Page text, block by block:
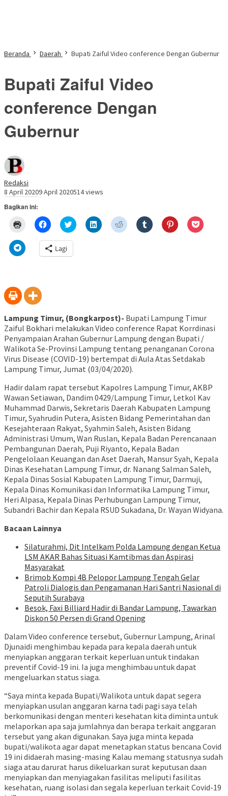
Beranda Daerah Bupati Zaiful Video conference Dengan Gubernur
Bupati Zaiful Video
conference Dengan
Gubernur
Redaksi
8 April 20209 April 2020514 views
Bagikan ini:
untuk
di
jendela
yang
Klik
untuk
di
Facebook(Membuka
di
Klik
untuk
pada
di
Klik
untuk
Klik
untuk
Klik
untuk
Klik
untuk
Klik
untuk
Klik
untuk
berbagi
jendela
yang
baru)
Lagi
Lampung Timur, (Bongkarpost)- Bupati Lampung Timur
Zaiful Bokhari melakukan Video conference Rapat Korrdinasi
Penyampaian Arahan Gubernur Lampung dengan Bupati /
Walikota Se-Provinsi Lampung tentang penanganan Corona
Virus Disease (COVID-19) bertempat di Aula Atas Setdakab
Lampung Timur, Jumat (03/04/2020).
Hadir dalam rapat tersebut Kapolres Lampung Timur, AKBP
Wawan Setiawan, Dandim 0429/Lampung Timur, Letkol Kav
Muhammad Darwis, Sekretaris Daerah Kabupaten Lampung
Timur, Syahrudin Putera, Asisten Bidang Pemerintahan dan
Kesejahteraan Rakyat, Syahmin Saleh, Asisten Bidang
Administrasi Umum, Wan Ruslan, Kepala Badan Perencanaan
Pembangunan Daerah, Puji Riyanto, Kepala Badan
Pengelolaan Keuangan dan Aset Daerah, Mansur Syah, Kepala
Dinas Kesehatan Lampung Timur, dr. Nanang Salman Saleh,
Kepala Dinas Sosial Kabupaten Lampung Timur, Darmuji,
Kepala Dinas Komunikasi dan Informatika Lampung Timur,
Heri Alpasa, Kepala Dinas Perhubungan Lampung Timur,
Subandri Bachir dan Kepala RSUD Sukadana, Dr. Wayan Widyana.
Bacaan Lainnya
Silaturahmi, Dit Intelkam Polda Lampung dengan Ketua
LSM AKAR Bahas Situasi Kamtibmas dan Aspirasi
Masyarakat
Brimob Kompi 4B Pelopor Lampung Tengah Gelar
Patroli Dialogis dan Pengamanan Hari Santri Nasional di
Seputih Surabaya
Besok, Faxi Billiard Hadir di Bandar Lampung, Tawarkan
Diskon 50 Persen di Grand Opening
Dalam Video conference tersebut, Gubernur Lampung, Arinal
Djunaidi menghimbau kepada para kepala daerah untuk
menyiapkan anggaran terkait keperluan untuk tindakan
preventif Covid-19 ini. Ia juga menghimbau untuk dapat
mengeluarkan status siaga.
“Saya minta kepada Bupati/Walikota untuk dapat segera
menyiapkan usulan anggaran karna tadi pagi saya telah
berkomunikasi dengan menteri kesehatan kita diminta untuk
melaporkan apa saja jumlahnya dan berapa terkait anggaran
tersebut yang akan digunakan. Saya juga minta kepada
bupati/walikota agar dapat menetapkan status bencana Covid
19 ini didaerah masing-masing Kalau memang statusnya sudah
siaga atau darurat harus dikeluarkan surat keputusan daan
menyiapkan dan menyiagakan fasilitas meliputi fasilitas
kesehatan, ruang isolasi dan segala keperluan terkait Covid-19